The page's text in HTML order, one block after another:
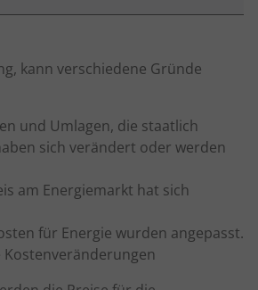
kann verschiedene Gründe
und Umlagen, die staatlich
sich verändert oder werden
am Energiemarkt hat sich
für Energie wurden angepasst.